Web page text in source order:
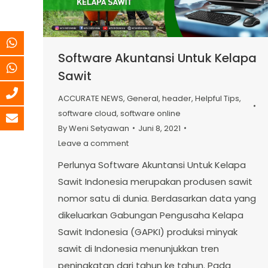
Software Akuntansi Untuk Kelapa
Sawit
ACCURATE NEWS, General, header, Helpful Tips,
software cloud, software online
ByWeni Setyawan
Juni 8, 2021
Leave a comment
Perlunya Software Akuntansi Untuk Kelapa
Sawit Indonesia merupakan produsen sawit
nomor satu di dunia. Berdasarkan data yang
dikeluarkan Gabungan Pengusaha Kelapa
Sawit Indonesia (GAPKI) produksi minyak
sawit di Indonesia menunjukkan tren
peningkatan dari tahun ke tahun. Pada